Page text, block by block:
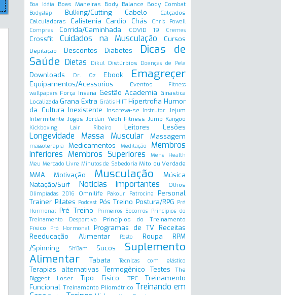
Boa Idéia Boas Maneiras Body Balance Body Combat
Bodystep Bulking/Cutting Cabelo
Calçados
Calculadoras
Calistenia Cardio Chás
Chris Powell
Compras
Corrida/Caminhada COVID 19 Cremes
Crossfit Cuidados na Musculação Cursos
Depilação Descontos Diabetes
Dicas de
Saúde Dietas Dikul Distúrbios Doenças de Pele
Downloads Dr. Oz Ebook Emagreçer
Equipamentos/Acessorios Eventos
Fitness
wallpapers Força Insana Gestão Academia Ginastica
Localizada Grana Extra Grátis HIITHipertrofia Humor
da Cultura Inexistente
Inscreva-se Instrutor Jejum
Intermitente Jogos Jordan Yeoh Fitness Jump Kangoo
Kickboxing Lair Ribeiro Leitores Lesões
Longevidade Massa Muscular Massagem
massoterapia Medicamentos Meditação
Membros
Inferiores Membros Superiores
Mens Health
Meu Mercado Livre Minutos de Sabedoria Mito ou Verdade
MMA Motivação Musculação
Música
Natação/Surf
Noticias Importantes Olhos
Olimpíadas 2016 Omnilife Pakour Patrocine
Personal
Trainer Pilates Podcast Pós Treino Postura/RPG Pré
Hormonal Pré Treino Primeiros Socorros
Princípios do
Treinamento Desportivo
Princípios do Treinamento
Físico
Pró Hormonal Programas de TV Receitas
Reeducação Alimentar
Rosto Roupa
RPM
/Spinning
Sh'Bam Sucos
Suplemento
Alimentar
Tabata Técnicas com elástico
Terapias alternativas Termogênico Testes
The
Biggest Loser
Tipo Fisico TPC
Treinamento
Funcional Treinamento Pliométrico Treinando em